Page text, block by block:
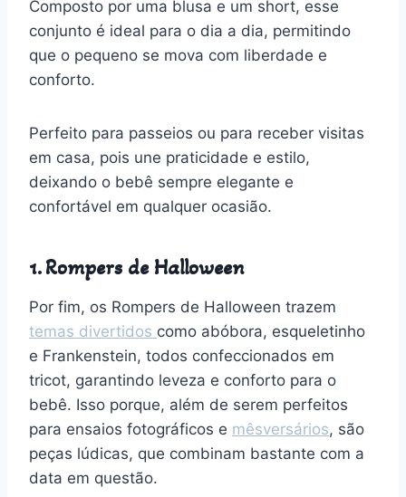
Composto por uma blusa e um short, esse
conjunto é ideal para o dia a dia, permitindo
que o pequeno se mova com liberdade e
conforto.
Perfeito para passeios ou para receber visitas
em casa, pois une praticidade e estilo,
deixando o bebê sempre elegante e
confortável em qualquer ocasião.
1. Rompers de Halloween
Por fim, os Rompers de Halloween trazem
temas divertidos como abóbora, esqueletinho
e Frankenstein, todos confeccionados em
tricot, garantindo leveza e conforto para o
bebê. Isso porque, além de serem perfeitos
para ensaios fotográficos e mêsversários, são
peças lúdicas, que combinam bastante com a
data em questão.